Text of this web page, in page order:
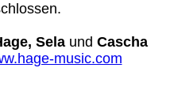
Selaund Cascha
music.com